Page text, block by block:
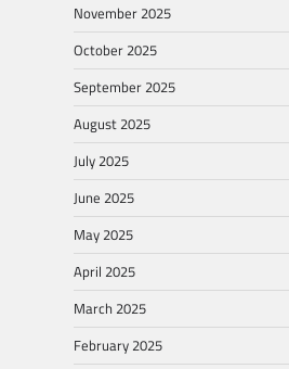
November 2025
October 2025
September 2025
August 2025
July 2025
June 2025
May 2025
April 2025
March 2025
February 2025